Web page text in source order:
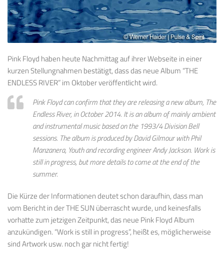
Pink Floyd haben heute Nachmittag auf ihrer Webseite in einer
kurzen Stellungnahmen bestätigt, dass das neue Album “THE
ENDLESS RIVER” im Oktober veröffentlicht wird.
Pink Floyd can confirm that they are releasing a new album, The
Endless River, in October 2014. It is an album of mainly ambient
and instrumental music based on the 1993/4 Division Bell
sessions. The album is produced by David Gilmour with Phil
Manzanera, Youth and recording engineer Andy Jackson. Work is
still in progress, but more details to come at the end of the
summer.
Die Kürze der Informationen deutet schon daraufhin, dass man
vom Bericht in der THE SUN überrascht wurde, und keinesfalls
vorhatte zum jetzigen Zeitpunkt, das neue Pink Floyd Album
anzukündigen. “Work is still in progress”, heißt es, möglicherweise
sind Artwork usw. noch gar nicht fertig!